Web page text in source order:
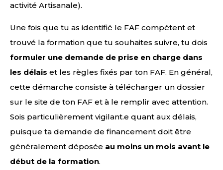
activité Artisanale).
Une fois que tu as identifié le FAF compétent et
trouvé la formation que tu souhaites suivre, tu dois
formuler une demande de prise en charge dans
les délais et les règles fixés par ton FAF. En général,
cette démarche consiste à télécharger un dossier
sur le site de ton FAF et à le remplir avec attention.
Sois particulièrement vigilant.e quant aux délais,
puisque ta demande de financement doit être
généralement déposée au moins un mois avant le
début de la formation.